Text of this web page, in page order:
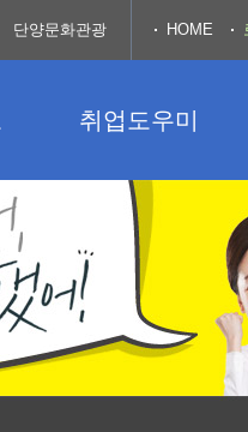
취업도우미
단양문화관광 HOME